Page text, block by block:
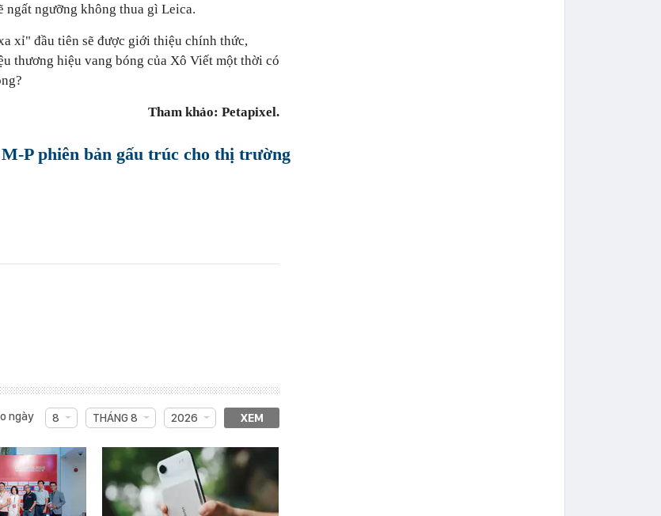
ngất ngưỡng không thua gì Leica.
xỉ" đầu tiên sẽ được giới thiệu chính thức,
thương hiệu vang bóng của Xô Viết một thời có
Tham khảo: Petapixel.
P phiên bản gấu trúc cho thị trường
ngày 8 THÁNG 8 2026 XEM